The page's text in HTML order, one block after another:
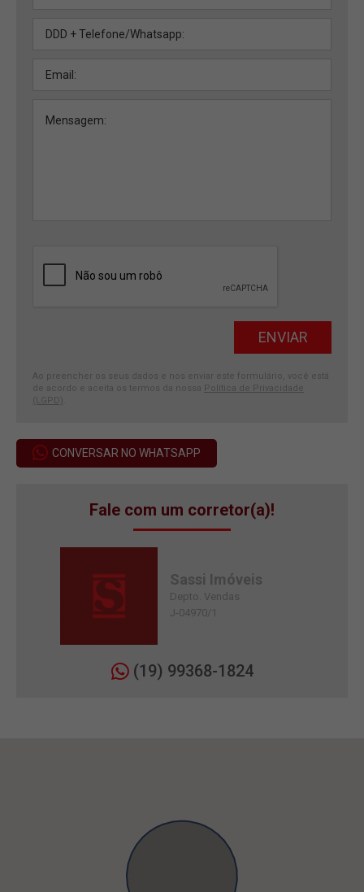
Ao preencher os seus dados e nos enviar este formulário, você está
de acordo e aceita os termos da nossa Política de Privacidade
(LGPD)
CONVERSAR NO WHATSAPP
Fale com um corretor(a)!
Sassi Imóveis
Depto. Vendas
J-04970/1
(19) 99368-1824